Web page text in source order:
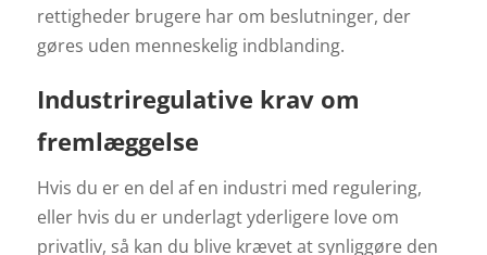
rettigheder brugere har om beslutninger, der
gøres uden menneskelig indblanding.
Industriregulative krav om
fremlæggelse
Hvis du er en del af en industri med regulering,
eller hvis du er underlagt yderligere love om
privatliv, så kan du blive krævet at synliggøre den